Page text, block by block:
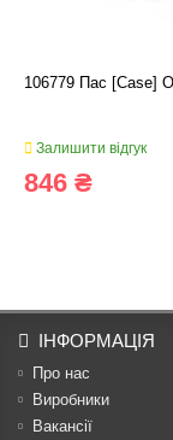
106779 Пас [Case]
Залишити відгук
846 ₴
ІНФОРМАЦІЯ
Про нас
Виробники
Вакансії